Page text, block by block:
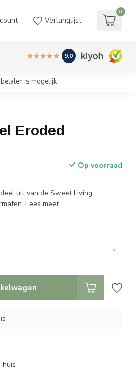
Verlanglijst
0
9.0
is mogelijk
Eroded
Op voorraad
uit van de Sweet Living
Lees meer.
huis